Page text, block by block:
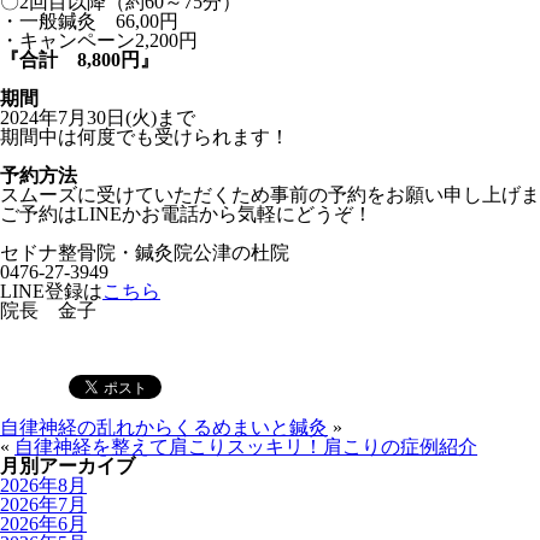
・一般鍼灸 66,00円
・キャンペーン2,200円
『合計 8,800円』
期間
2024年7月30日(火)まで
期間中は何度でも受けられます！
予約方法
スムーズに受けていただくため事前の予約をお願い申し上げ
ご予約はLINEかお電話から気軽にどうぞ！
セドナ整骨院・鍼灸院公津の杜院
0476-27-3949
LINE登録はこちら
院長 金子
自律神経の乱れからくるめまいと鍼灸 »
« 自律神経を整えて肩こりスッキリ！肩こりの症例紹介
月別アーカイブ
2026年8月
2026年7月
2026年6月